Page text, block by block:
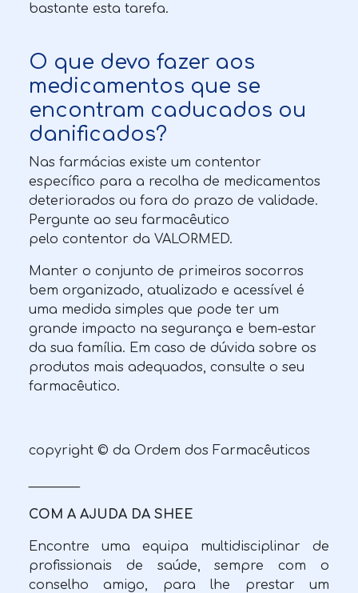
bastante esta tarefa.
O que devo fazer aos
medicamentos que se
encontram caducados ou
danificados?
Nas farmácias existe um contentor
específico para a recolha de medicamentos
deteriorados ou fora do prazo de validade.
Pergunte ao seu farmacêutico
pelo contentor da VALORMED.
Manter o conjunto de primeiros socorros
bem organizado, atualizado e acessível é
uma medida simples que pode ter um
grande impacto na segurança e bem-estar
da sua família. Em caso de dúvida sobre os
produtos mais adequados, consulte o seu
farmacêutico.
copyright © da Ordem dos Farmacêuticos
COM A AJUDA DA SHEE
Encontre uma equipa multidisciplinar de
profissionais de saúde, sempre com o
conselho amigo, para lhe prestar um